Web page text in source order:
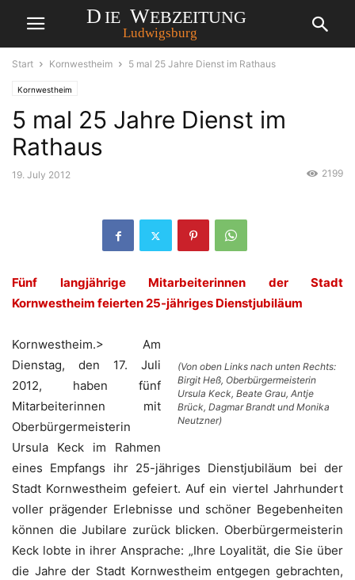
Start Kornwestheim 5 mal 25 Jahre Dienst im Rathaus
Kornwestheim
5 mal 25 Jahre Dienst im
Rathaus
19. July 2012 2199
Fünf langjährige Mitarbeiterinnen der Stadt
Kornwestheim feierten 25-jähriges Dienstjubiläum
(Von oben Links nach unten Rechts:
Birgit Heß, Oberbürgermeisterin
Ursula Keck, Beate Grau, Antje
Brück, Dagmar Brandt und Monika
Neutzner)
Kornwestheim.> Am
Dienstag, den 17. Juli
2012, haben fünf
Mitarbeiterinnen mit
Oberbürgermeisterin
Ursula Keck im Rahmen
eines Empfangs ihr 25-jähriges Dienstjubiläum bei der
Stadt Kornwestheim gefeiert. Auf ein viertel Jahrhundert
voller prägender Erlebnisse und schöner Begebenheiten
können die Jubilare zurück blicken. Oberbürgermeisterin
Keck lobte in ihrer Ansprache: „Ihre Loyalität, die Sie über
die Jahre der Stadt Kornwestheim entgegen gebrachten,